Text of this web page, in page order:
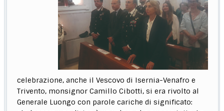
celebrazione, anche il Vescovo di Isernia-Venafro e
Trivento, monsignor Camillo Cibotti, si era rivolto al
Generale Luongo con parole cariche di significato: